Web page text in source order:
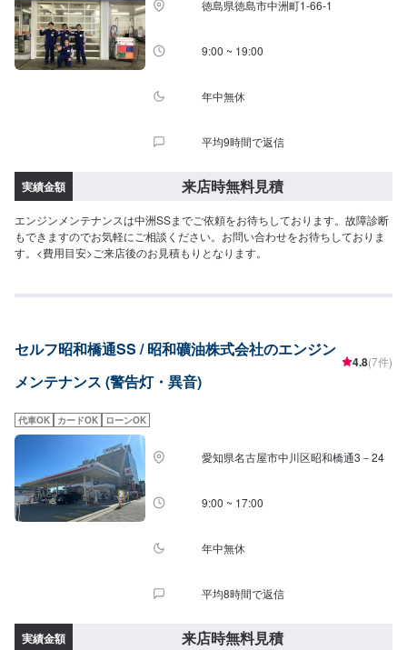
徳島県徳島市中洲町1-66-1
9:00 ~ 19:00
年中無休
平均9時間で返信
実績金額 来店時無料見積
エンジンメンテナンスは中洲SSまでご依頼をお待ちしております。故障診断
もできますのでお気軽にご相談ください。お問い合わせをお待ちしておりま
す。<費用目安>ご来店後のお見積もりとなります。
セルフ昭和橋通SS / 昭和礦油株式会社のエンジン
メンテナンス (警告灯・異音)
4.8(7件)
代車OK カードOK ローンOK
愛知県名古屋市中川区昭和橋通3－24
9:00 ~ 17:00
年中無休
平均8時間で返信
実績金額 来店時無料見積